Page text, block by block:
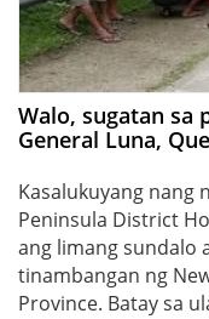
Walo, sugatan sa
General Luna,
Kasalukuyang nang
Peninsula District
ang limang sundalo
tinambangan ng
Province. Batay sa